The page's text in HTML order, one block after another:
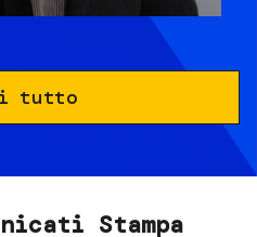
tutto
Stampa